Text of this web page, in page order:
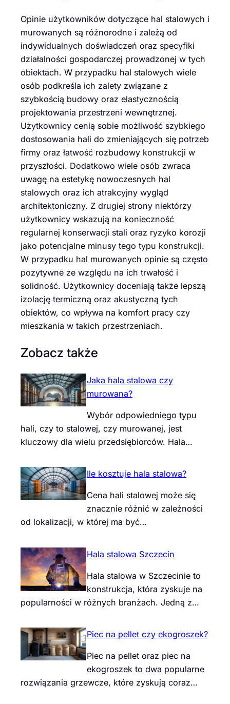
Opinie użytkowników dotyczące hal stalowych i
murowanych są różnorodne i zależą od
indywidualnych doświadczeń oraz specyfiki
działalności gospodarczej prowadzonej w tych
obiektach. W przypadku hal stalowych wiele
osób podkreśla ich zalety związane z
szybkością budowy oraz elastycznością
projektowania przestrzeni wewnętrznej.
Użytkownicy cenią sobie możliwość szybkiego
dostosowania hali do zmieniających się potrzeb
firmy oraz łatwość rozbudowy konstrukcji w
przyszłości. Dodatkowo wiele osób zwraca
uwagę na estetykę nowoczesnych hal
stalowych oraz ich atrakcyjny wygląd
architektoniczny. Z drugiej strony niektórzy
użytkownicy wskazują na konieczność
regularnej konserwacji stali oraz ryzyko korozji
jako potencjalne minusy tego typu konstrukcji.
W przypadku hal murowanych opinie są często
pozytywne ze względu na ich trwałość i
solidność. Użytkownicy doceniają także lepszą
izolację termiczną oraz akustyczną tych
obiektów, co wpływa na komfort pracy czy
mieszkania w takich przestrzeniach.
Zobacz także
Jaka hala stalowa czy
murowana?
Wybór odpowiedniego typu
hali, czy to stalowej, czy murowanej, jest
kluczowy dla wielu przedsiębiorców. Hala…
Ile kosztuje hala stalowa?
Cena hali stalowej może się
znacznie różnić w zależności
od lokalizacji, w której ma być…
Hala stalowa Szczecin
Hala stalowa w Szczecinie to
konstrukcja, która zyskuje na
popularności w różnych branżach. Jedną z…
Piec na pellet czy ekogroszek?
Piec na pellet oraz piec na
ekogroszek to dwa popularne
rozwiązania grzewcze, które zyskują coraz…